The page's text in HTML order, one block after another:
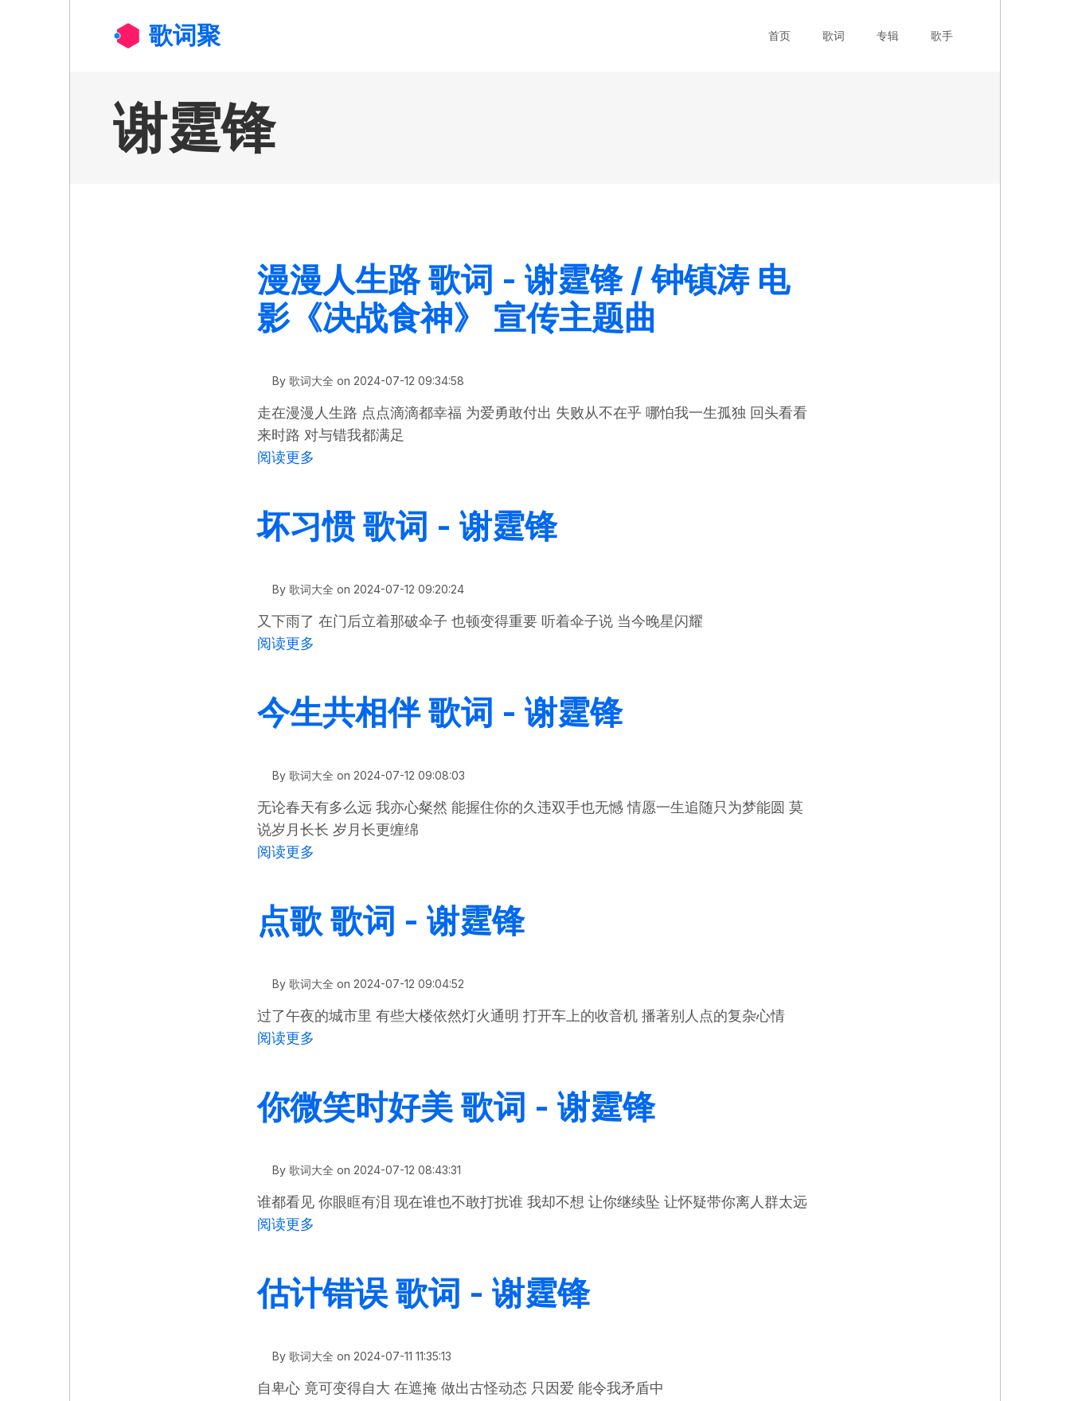
歌词聚 首页 歌词 专辑 歌手
谢霆锋
漫漫人生路 歌词 - 谢霆锋 / 钟镇涛 电
影《决战食神》 宣传主题曲
By 歌词大全 on 2024-07-12 09:34:58
走在漫漫人生路 点点滴滴都幸福 为爱勇敢付出 失败从不在乎 哪怕我一生孤独 回头看看
来时路 对与错我都满足
阅读更多
坏习惯 歌词 - 谢霆锋
By 歌词大全 on 2024-07-12 09:20:24
又下雨了 在门后立着那破伞子 也顿变得重要 听着伞子说 当今晚星闪耀
阅读更多
今生共相伴 歌词 - 谢霆锋
By 歌词大全 on 2024-07-12 09:08:03
无论春天有多么远 我亦心粲然 能握住你的久违双手也无憾 情愿一生追随只为梦能圆 莫
说岁月长长 岁月长更缠绵
阅读更多
点歌 歌词 - 谢霆锋
By 歌词大全 on 2024-07-12 09:04:52
过了午夜的城市里 有些大楼依然灯火通明 打开车上的收音机 播著别人点的复杂心情
阅读更多
你微笑时好美 歌词 - 谢霆锋
By 歌词大全 on 2024-07-12 08:43:31
谁都看见 你眼眶有泪 现在谁也不敢打扰谁 我却不想 让你继续坠 让怀疑带你离人群太远
阅读更多
估计错误 歌词 - 谢霆锋
By 歌词大全 on 2024-07-11 11:35:13
自卑心 竟可变得自大 在遮掩 做出古怪动态 只因爱 能令我矛盾中